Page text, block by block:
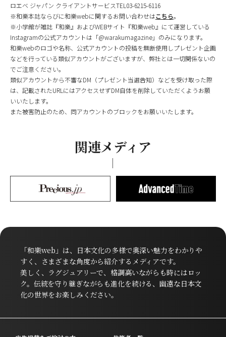
ロエベ ジャパン クライアントサービスTEL03-6215-6116
※和樂本誌ならびに和樂webに関するお問い合わせはこちら。
※小学館が雑誌『和樂』およびWEBサイト『和樂web』にて運営している
Instagramの公式アカウントは「@warakumagazine」のみになります。
和樂webのロゴや名称、公式アカウントの投稿を無断使用しプレゼント企画
などを行っている類似アカウントがございますが、弊社とは一切関係ないの
でご注意ください。
類似アカウントから不審なDM（プレゼント当選告知）などを受け取った際
は、記載されたURLにはアクセスせずDM自体を削除していただくようお願
いいたします。
また被害防止のため、同アカウントのブロックをお願いいたします。
関連メディア
「和樂web」は、日本文化の多様で奥深い魅力をわかりや
すく、さまざまな角度から紹介するメディアです。
美しく、ラグジュアリーで、格調高いながらも時にはロッ
ク。伝統を守り継ぎながらも進化を続ける、幽遠な日本文
化の世界をお楽しみください。